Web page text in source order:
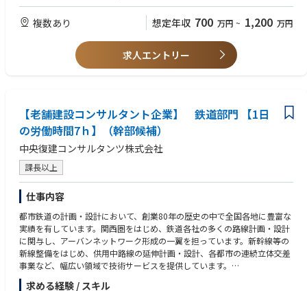
複数あり 想定年収 700 万円 ~ 1,200 万円
求人エントリー
【老舗建設コンサルタント企業】 鉄道部門 【1日
の労働時間7ｈ】（幹部候補）
中央復建コンサルタンツ株式会社
課長以上
仕事内容
都市鉄道の計画・設計において、創業80年の歴史の中で全国各地に豊富な
実績を有しています。関西圏をはじめ、鉄道各社の多くの路線計画・設計
に関与し、アーバンネットワーク形成の一翼を担っています。新幹線等の
新線整備をはじめ、供用中路線の延伸計画・設計、各都市の連続立体交差
事業など、幅広い領域で技術サービスを提供しています。
求める経験 / スキル